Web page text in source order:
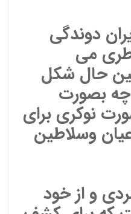
دوندگی
می
حال شکل
بصورت
نوکری برای
وسلاطین
و از خود